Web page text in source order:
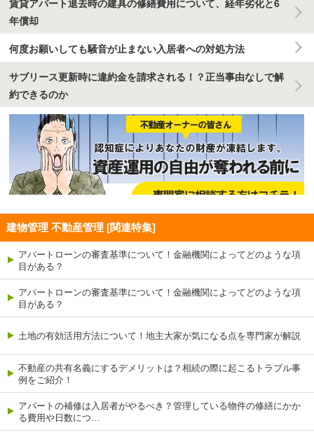
賃貸アパート退去時の建具の修繕費用について、経年劣化と6
年償却
何度お願いしても騒音が止まない入居者への対処方法
サブリース更新時に違約金を請求される！？正当事由なしで解
約できるのか
建物管理 不動産管理 [関連特集]
アパートローンの審査基準について！金融機関によってどのような項
目がある？
アパートローンの審査基準について！金融機関によってどのような項
目がある？
土地の有効活用方法について！地主大家が気になる点を専門家が解説
不動産の共有名義にするデメリットは？相続の際に起こるトラブル事
例をご紹介！
アパートの補修は入居者がやるべき？管理している物件の修繕にかか
る費用や日数につ…